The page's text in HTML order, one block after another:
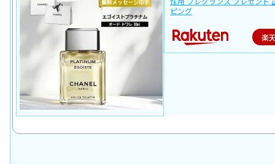
ピング
楽